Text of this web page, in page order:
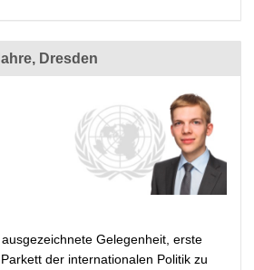
Dresden
Gelegenheit, erste
der internationalen Politik zu